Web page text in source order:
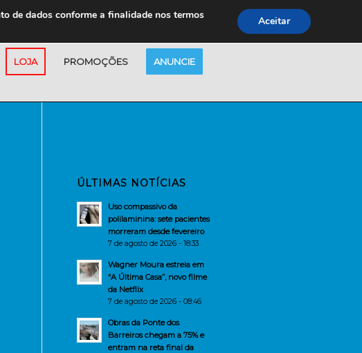
LOJA PROMOÇÕES ANUNCIE
ÚLTIMAS NOTÍCIAS
Uso compassivo da
polilaminina: sete pacientes
morreram desde fevereiro
7 de agosto de 2026 - 18:33
Wagner Moura estreia em
“A Última Casa”, novo filme
da Netflix
7 de agosto de 2026 - 08:46
Obras da Ponte dos
Barreiros chegam a 75% e
entram na reta final da
de dados conforme a finalidade nos termos
Aceitar